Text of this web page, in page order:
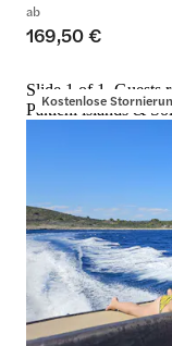
ab
169,50 €
Kostenlose
Slide 1 of 1, Guests
Pakleni islands &